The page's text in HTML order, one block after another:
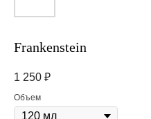
Frankenstein
1 250 ₽
Объем